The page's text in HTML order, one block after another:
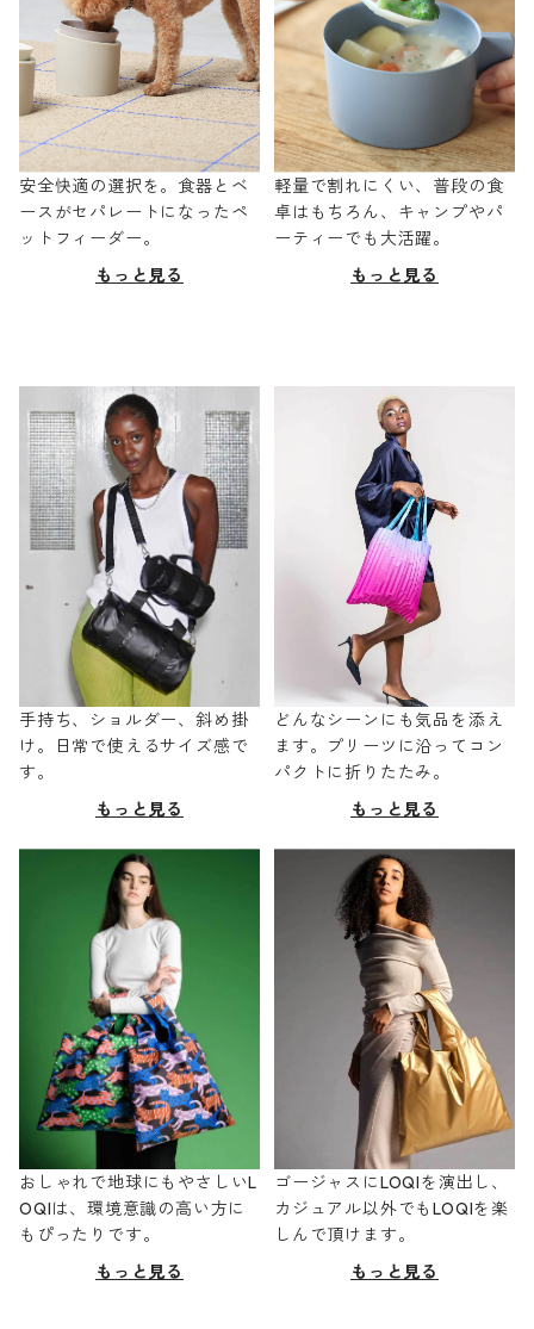
安全快適の選択を。食器とベ
ースがセパレートになったペ
ットフィーダー。
もっと見る
軽量で割れにくい、普段の食
卓はもちろん、キャンプやパ
ーティーでも大活躍。
もっと見る
手持ち、ショルダー、斜め掛
け。日常で使えるサイズ感で
す。
もっと見る
どんなシーンにも気品を添え
ます。プリーツに沿ってコン
パクトに折りたたみ。
もっと見る
おしゃれで地球にもやさしいL
OQIは、環境意識の高い方に
もぴったりです。
もっと見る
ゴージャスにLOQIを演出し、
カジュアル以外でもLOQIを楽
しんで頂けます。
もっと見る